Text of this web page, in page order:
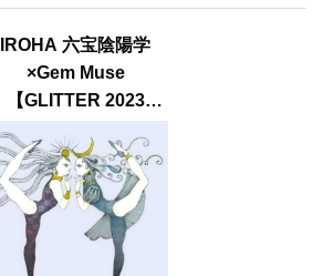
IROHA 六宝陰陽学
×Gem Muse
【GLITTER 2023
SUMMER issue】